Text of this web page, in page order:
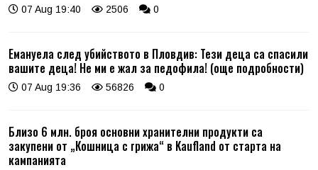
07 Aug 19:40 2506 0
Емануела след убийството в Пловдив: Тези деца са спасили
вашите деца! Не ми е жал за педофила! (още подробности)
07 Aug 19:36 56826 0
Близо 6 млн. броя основни хранителни продукти са
закупени от „Кошница с грижа“ в Kaufland от старта на
кампанията